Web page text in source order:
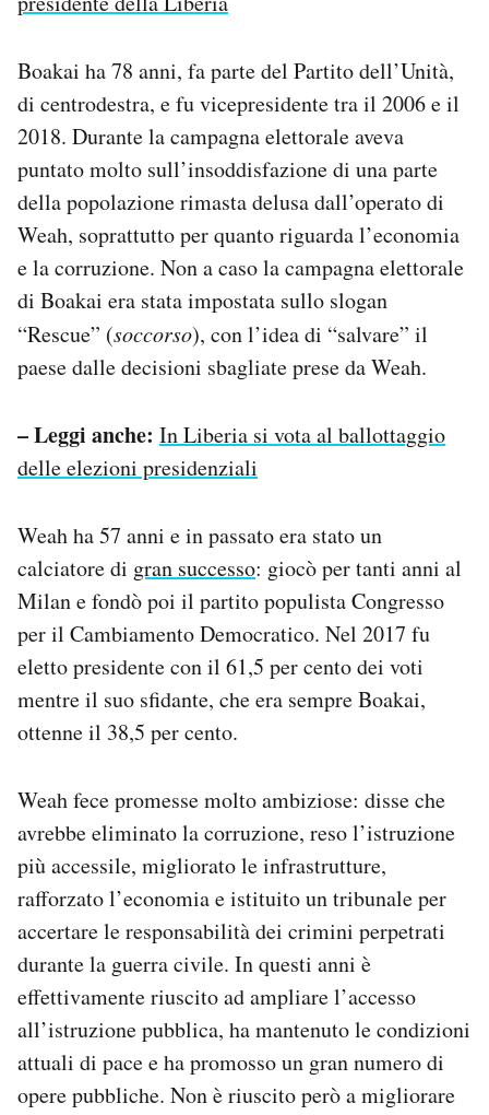
Boakai ha 78 anni, fa parte del Partito dell’Unità,
di centrodestra, e fu vicepresidente tra il 2006 e il
2018. Durante la campagna elettorale aveva
puntato molto sull’insoddisfazione di una parte
della popolazione rimasta delusa dall’operato di
Weah, soprattutto per quanto riguarda l’economia
e la corruzione. Non a caso la campagna elettorale
di Boakai era stata impostata sullo slogan
“Rescue” (soccorso), con l’idea di “salvare” il
paese dalle decisioni sbagliate prese da Weah.
– Leggi anche: In Liberia si vota al ballottaggio
delle elezioni presidenziali
Weah ha 57 anni e in passato era stato un
calciatore di gran successo: giocò per tanti anni al
Milan e fondò poi il partito populista Congresso
per il Cambiamento Democratico. Nel 2017 fu
eletto presidente con il 61,5 per cento dei voti
mentre il suo sfidante, che era sempre Boakai,
ottenne il 38,5 per cento.
Weah fece promesse molto ambiziose: disse che
avrebbe eliminato la corruzione, reso l’istruzione
più accessile, migliorato le infrastrutture,
rafforzato l’economia e istituito un tribunale per
accertare le responsabilità dei crimini perpetrati
durante la guerra civile. In questi anni è
effettivamente riuscito ad ampliare l’accesso
all’istruzione pubblica, ha mantenuto le condizioni
attuali di pace e ha promosso un gran numero di
opere pubbliche. Non è riuscito però a migliorare